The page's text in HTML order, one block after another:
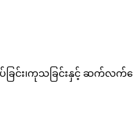
ခြင်း၊ကုသခြင်းနှင့် ဆက်လက်